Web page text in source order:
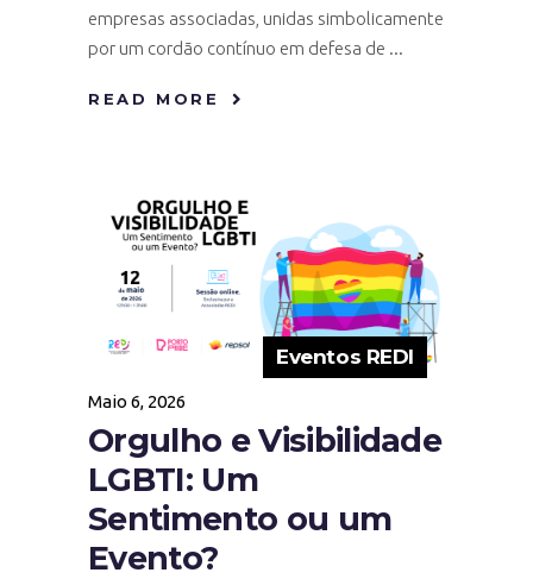
empresas associadas, unidas simbolicamente
por um cordão contínuo em defesa de
READ MORE
Eventos REDI
Maio 6, 2026
Orgulho e Visibilidade
LGBTI: Um
Sentimento ou um
Evento?